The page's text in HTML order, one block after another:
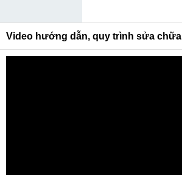
Video hướng dẫn, quy trình sửa chữa